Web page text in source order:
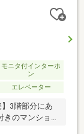
モニタ付インターホ
ン
エレベーター
】3階部分にあ
のマンション
。